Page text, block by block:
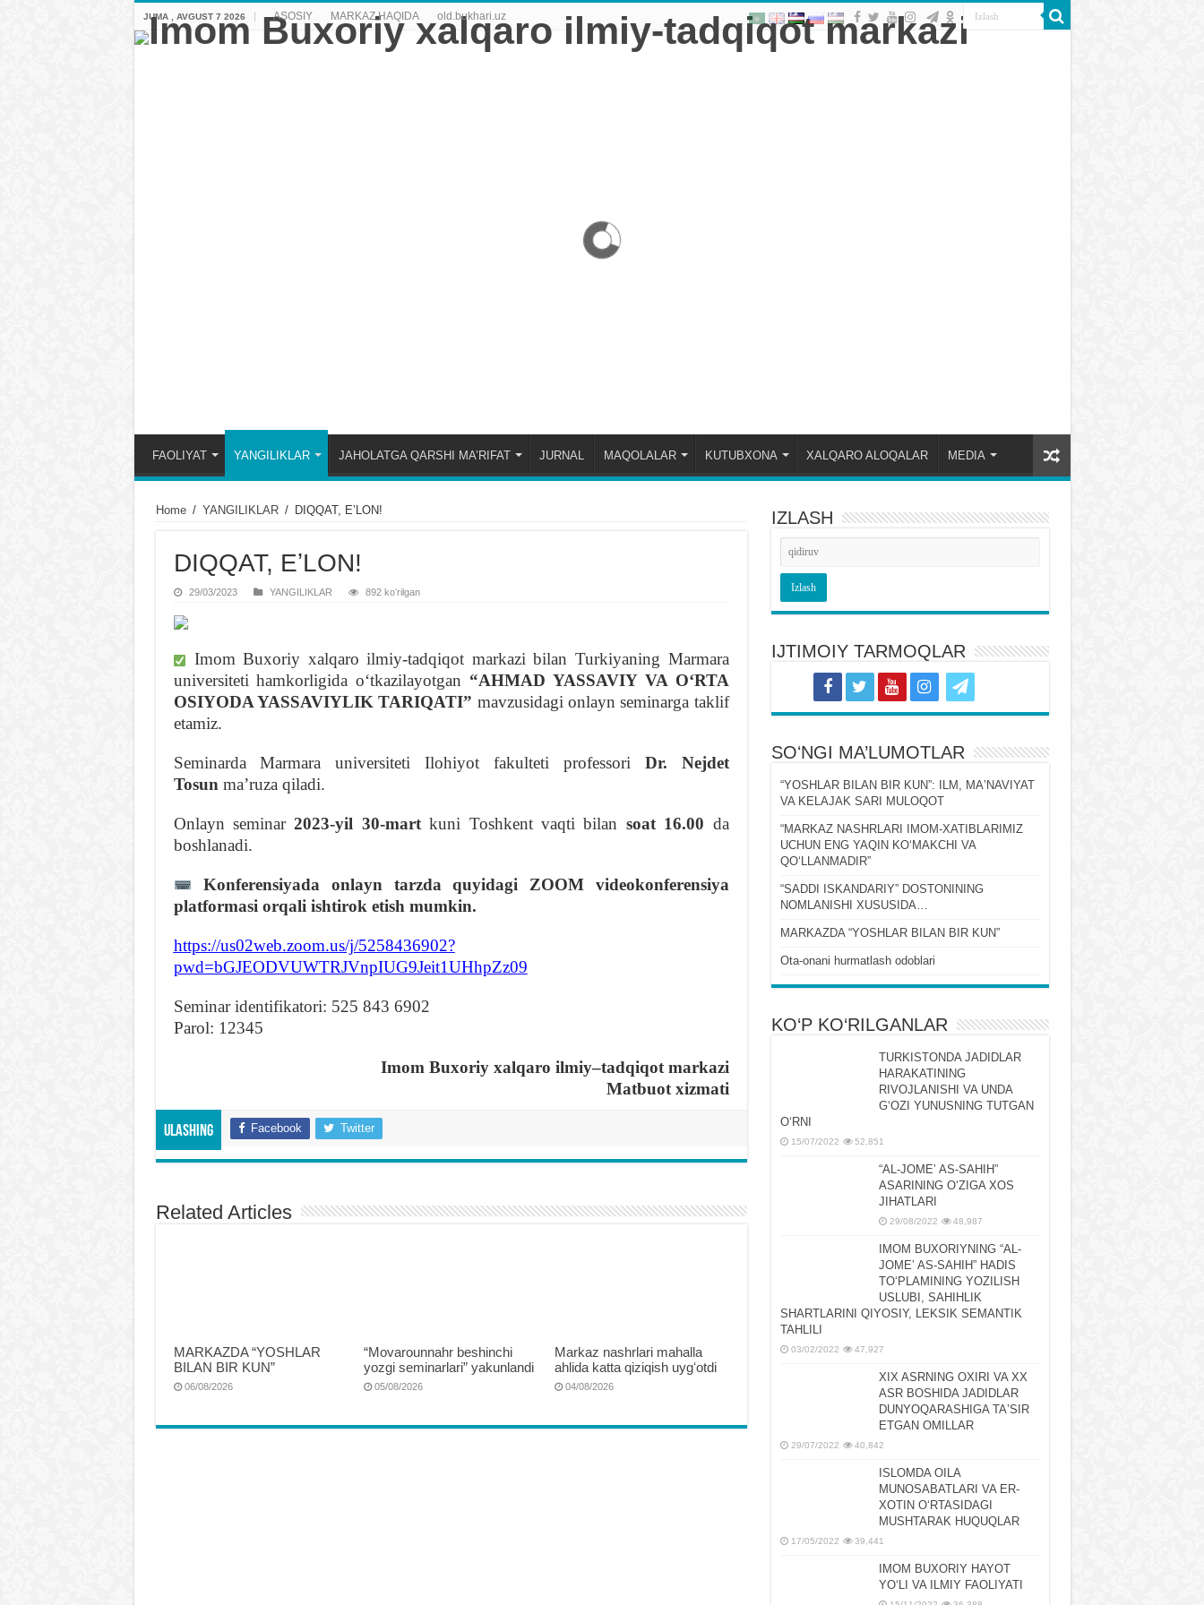
JUMA , AVGUST 7 2026 ASOSIY MARKAZ HAQIDA old.bukhari.uz
FAOLIYAT YANGILIKLAR JAHOLATGA QARSHI MA’RIFAT JURNAL MAQOLALAR KUTUBXONA XALQARO ALOQALAR MEDIA
Home / YANGILIKLAR / DIQQAT, EʼLON!
DIQQAT, EʼLON!
29/03/2023 YANGILIKLAR 892 koʻrilgan
Imom Buxoriy xalqaro ilmiy-tadqiqot markazi bilan Turkiyaning Marmara
universiteti hamkorligida oʻtkazilayotgan “AHMAD YASSAVIY VA OʻRTA
OSIYODA YASSAVIYLIK TARIQATI” mavzusidagi onlayn seminarga taklif
etamiz.
Seminarda Marmara universiteti Ilohiyot fakulteti professori Dr. Nejdet
Tosunmaʼruza qiladi.
Onlayn seminar2023-yil 30-martkuni Toshkent vaqti bilan soat 16.00 da
boshlanadi.
Konferensiyada onlayn tarzda quyidagi ZOOM videokonferensiya
platformasi orqali ishtirok etish mumkin.
https://us02web.zoom.us/j/5258436902?
pwd=bGJEODVUWTRJVnpIUG9Jeit1UHhpZz09
Seminar identifikatori: 525 843 6902
Parol: 12345
Imom Buxoriy xalqaro ilmiy–tadqiqot markazi
Matbuot xizmati
Ulashing Facebook Twitter
Related Articles
MARKAZDA “YOSHLAR
BILAN BIR KUN”
06/08/2026
“Movarounnahr beshinchi
yozgi seminarlari” yakunlandi
05/08/2026
Markaz nashrlari mahalla
ahlida katta qiziqish uygʻotdi
04/08/2026
IZLASH
IJTIMOIY TARMOQLAR
SOʻNGI MA’LUMOTLAR
“YOSHLAR BILAN BIR KUN”: ILM, MAʼNAVIYAT
VA KELAJAK SARI MULOQOT
“MARKAZ NASHRLARI IMOM-XATIBLARIMIZ
UCHUN ENG YAQIN KOʻMAKCHI VA
QOʻLLANMADIR”
“SADDI ISKANDARIY” DOSTONINING
NOMLANISHI XUSUSIDA…
MARKAZDA “YOSHLAR BILAN BIR KUN”
Ota-onani hurmatlash odoblari
KO‘P KO‘RILGANLAR
TURKISTONDA JADIDLAR
HARAKATINING
RIVOJLANISHI VA UNDA
GʻOZI YUNUSNING TUTGAN
OʻRNI
15/07/2022 52,851
“AL-JOMEʼ AS-SAHIH”
ASARINING OʻZIGA XOS
JIHATLARI
29/08/2022 48,987
IMOM BUXORIYNING “AL-
JOMEʼ AS-SAHIH” HADIS
TOʻPLAMINING YOZILISH
USLUBI, SAHIHLIK
SHARTLARINI QIYOSIY, LЕKSIK SЕMANTIK
TAHLILI
03/02/2022 47,927
XIX ASRNING OXIRI VA XX
ASR BOSHIDA JADIDLAR
DUNYOQARASHIGA TAʼSIR
ETGAN OMILLAR
29/07/2022 40,842
ISLOMDA OILA
MUNOSABATLARI VA ER-
XOTIN OʻRTASIDAGI
MUSHTARAK HUQUQLAR
17/05/2022 39,441
IMOM BUXORIY HAYOT
YOʻLI VA ILMIY FAOLIYATI